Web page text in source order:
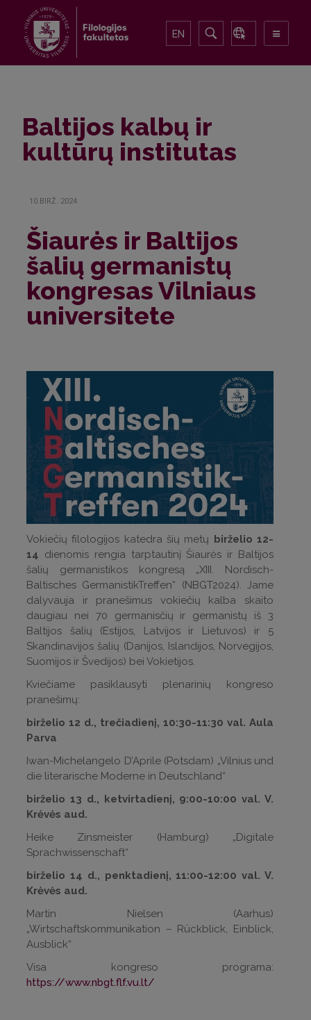
EN
Baltijos kalbų ir
kultūrų institutas
10.BIRŽ..2024
Šiaurės ir Baltijos
šalių germanistų
kongresas Vilniaus
universitete
Vokiečių filologijos katedra šių metų birželio 12-
14 dienomis rengia tarptautinį Šiaurės ir Baltijos
šalių germanistikos kongresą „XIII. Nordisch-
Baltisches GermanistikTreffen“ (NBGT2024). Jame
dalyvauja ir pranešimus vokiečių kalba skaito
daugiau nei 70 germanisčių ir germanistų iš 3
Baltijos šalių (Estijos, Latvijos ir Lietuvos) ir 5
Skandinavijos šalių (Danijos, Islandijos, Norvegijos,
Suomijos ir Švedijos) bei Vokietijos.
Kviečiame pasiklausyti plenarinių kongreso
pranešimų:
birželio 12 d., trečiadienį, 10:30-11:30 val. Aula
Parva
Iwan-Michelangelo D’Aprile (Potsdam) „Vilnius und
die literarische Moderne in Deutschland“
birželio 13 d., ketvirtadienį, 9:00-10:00 val. V.
Krėvės aud.
Heike Zinsmeister (Hamburg) „Digitale
Sprachwissenschaft“
birželio 14 d., penktadienį, 11:00-12:00 val. V.
Krėvės aud.
Martin Nielsen (Aarhus)
„Wirtschaftskommunikation – Rückblick, Einblick,
Ausblick“
Visa kongreso programa:
https://www.nbgt.flf.vu.lt/